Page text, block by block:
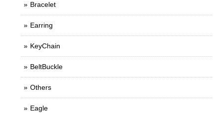
Bracelet
Earring
KeyChain
BeltBuckle
Others
Eagle